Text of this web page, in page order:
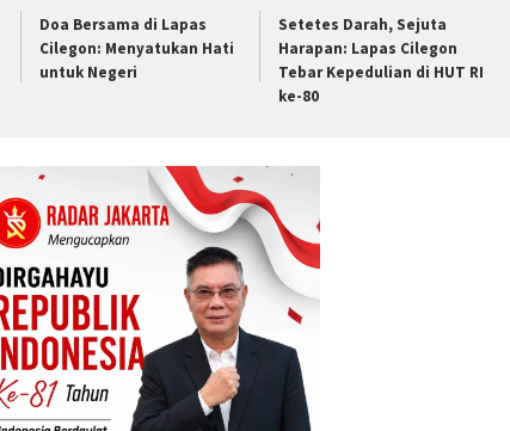
Doa Bersama di Lapas
Cilegon: Menyatukan Hati
untuk Negeri
Setetes Darah, Sejuta
Harapan: Lapas Cilegon
Tebar Kepedulian di HUT RI
ke-80